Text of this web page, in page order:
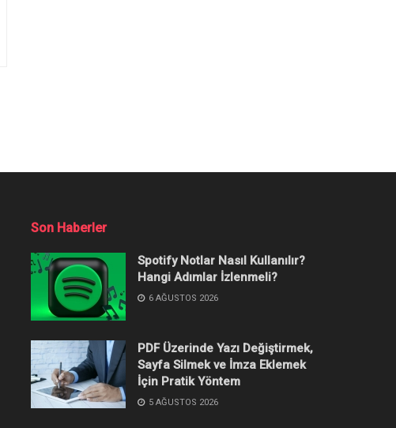
Son Haberler
Spotify Notlar Nasıl Kullanılır?
Hangi Adımlar İzlenmeli?
6 AĞUSTOS 2026
PDF Üzerinde Yazı Değiştirmek,
Sayfa Silmek ve İmza Eklemek
İçin Pratik Yöntem
5 AĞUSTOS 2026